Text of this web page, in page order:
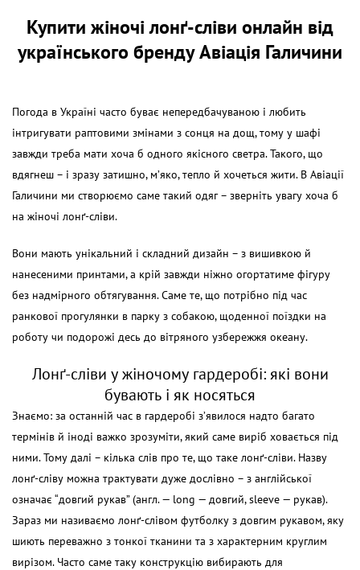
Купити жіночі лонґ-сліви онлайн від
українського бренду Авіація Галичини
Погода в Україні часто буває непередбачуваною і любить
інтригувати раптовими змінами з сонця на дощ, тому у шафі
завжди треба мати хоча б одного якісного светра. Такого, що
вдягнеш – і зразу затишно, м’яко, тепло й хочеться жити. В Авіації
Галичини ми створюємо саме такий одяг – зверніть увагу хоча б
на жіночі лонґ-сліви.
Вони мають унікальний і складний дизайн – з вишивкою й
нанесеними принтами, а крій завжди ніжно огортатиме фігуру
без надмірного обтягування. Саме те, що потрібно під час
ранкової прогулянки в парку з собакою, щоденної поїздки на
роботу чи подорожі десь до вітряного узбережжя океану.
Лонґ-сліви у жіночому гардеробі: які вони
бувають і як носяться
Знаємо: за останній час в гардеробі з’явилося надто багато
термінів й іноді важко зрозуміти, який саме виріб ховається під
ними. Тому далі – кілька слів про те, що таке лонґ-сліви. Назву
лонґ-сліву можна трактувати дуже дослівно – з англійської
означає “довгий рукав” (англ. — long — довгий, sleeve — рукав).
Зараз ми називаємо лонґ-слівом футболку з довгим рукавом, яку
шиють переважно з тонкої тканини та з характерним круглим
вирізом. Часто саме таку конструкцію вибирають для